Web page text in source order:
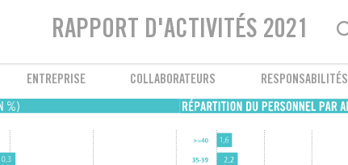
RAPPORT D'ACTIVITÉS 2021
Prévention et accompagnement
ENTREPRISE COLLABORATEURS RESPONSABILITÉS